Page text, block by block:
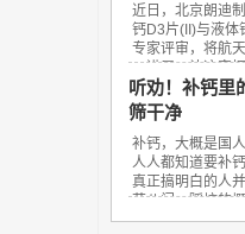
近日，北京朗迪
钙D3片(II)与液体
专家评审，将航
一进展，让这家
听劝！补钙里
筛干净
补钙，大概是国
人人都知道要补
真正搞明白的人
花八门，踩坑的